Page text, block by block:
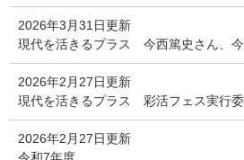
2026年3月31日更新
現代を活きるプラス 今西篤史さん、
2026年2月27日更新
現代を活きるプラス 彩活フェス実行
2026年2月27日更新